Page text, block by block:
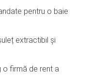
pentru o baie
extractibil și
o firmă de rent a